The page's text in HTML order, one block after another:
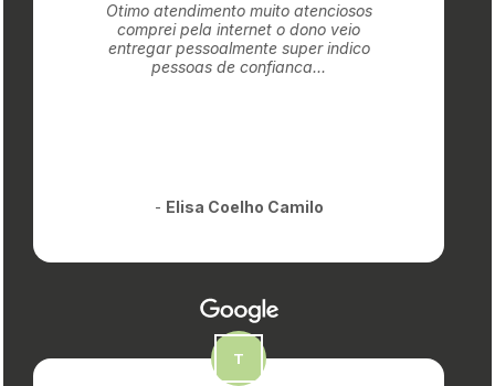
Otimo atendimento muito atenciosos
comprei pela internet o dono veio
entregar pessoalmente super indico
pessoas de confianca...
- Elisa Coelho Camilo